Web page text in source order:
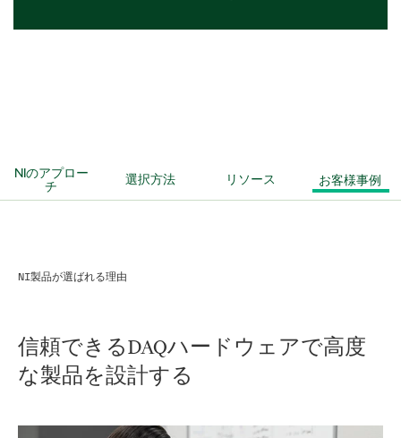
NIのアプロー
チ 選択方法 リソース お客様事例
NI製品が選ばれる理由
信頼できるDAQハードウェアで高度
な製品を設計する